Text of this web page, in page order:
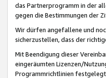
das Partnerprogramm in der
gegen die Bestimmungen der
Wir dürfen angefallene und
sicherzustellen, dass der
Mit Beendigung dieser
eingeräumten Lizenzen/
Programmrichtlinien